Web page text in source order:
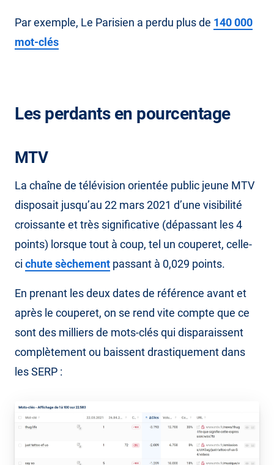
Par exemple, Le Parisien a perdu plus de 140 000
mot-clés
Les perdants en pourcentage
MTV
La chaîne de télévision orientée public jeune MTV
disposait jusqu’au 22 mars 2021 d’une visibilité
croissante et très significative (dépassant les 4
points) lorsque tout à coup, tel un couperet, celle-
ci chute sèchement passant à 0,029 points.
En prenant les deux dates de référence avant et
après le couperet, on se rend vite compte que ce
sont des milliers de mots-clés qui disparaissent
complètement ou baissent drastiquement dans
les SERP :